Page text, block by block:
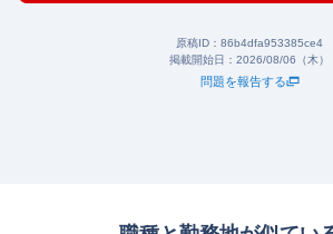
原稿ID： 86b4dfa953385ce4
掲載開始日： 2026/08/06（木）
問題を報告する